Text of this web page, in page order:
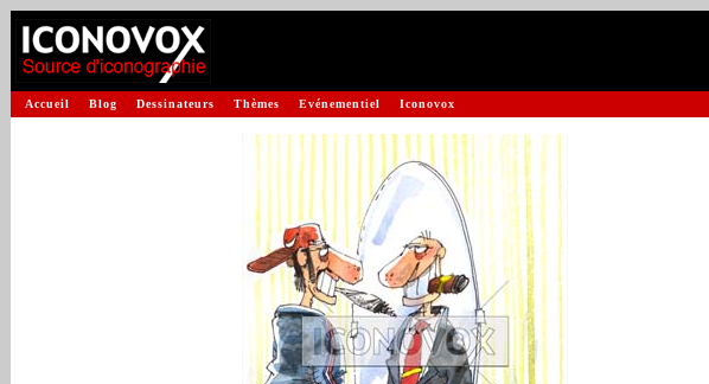
Accueil Blog Dessinateurs Thèmes Evénementiel Iconovox